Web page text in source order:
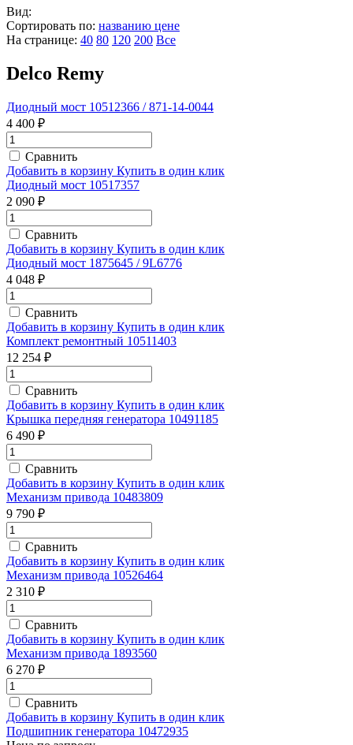
Вид:
Сортировать по: названию цене
На странице: 40 80 120 200 Все
Delco Remy
Диодный мост 10512366 / 871-14-0044
4 400 ₽
Сравнить
Добавить в корзину Купить в один клик
Диодный мост 10517357
2 090 ₽
Сравнить
Добавить в корзину Купить в один клик
Диодный мост 1875645 / 9L6776
4 048 ₽
Сравнить
Добавить в корзину Купить в один клик
Комплект ремонтный 10511403
12 254 ₽
Сравнить
Добавить в корзину Купить в один клик
Крышка передняя генератора 10491185
6 490 ₽
Сравнить
Добавить в корзину Купить в один клик
Механизм привода 10483809
9 790 ₽
Сравнить
Добавить в корзину Купить в один клик
Механизм привода 10526464
2 310 ₽
Сравнить
Добавить в корзину Купить в один клик
Механизм привода 1893560
6 270 ₽
Сравнить
Добавить в корзину Купить в один клик
Подшипник генератора 10472935